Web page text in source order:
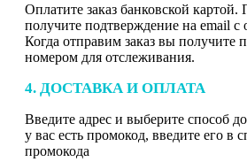
Оплатите заказ банковской картой.
получите подтверждение на email с
Когда отправим заказ вы получите
номером для отслеживания.
4. ДОСТАВКА И ОПЛАТА
Введите адрес и выберите способ
у вас есть промокод, введите его в
промокода